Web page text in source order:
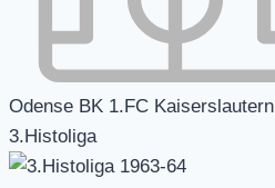
Odense BK 1.FC Kaiserslautern
3.Histoliga